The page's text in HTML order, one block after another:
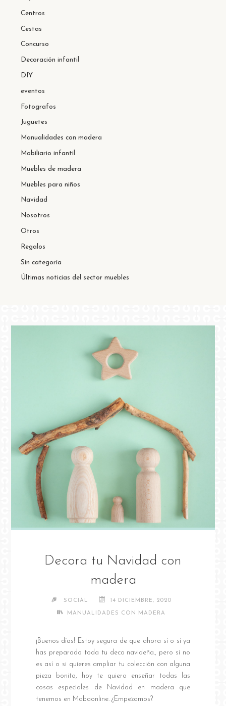
Centros
Cestas
Concurso
Decoración infantil
DIY
eventos
Fotografos
Juguetes
Manualidades con madera
Mobiliario infantil
Muebles de madera
Muebles para niños
Navidad
Nosotros
Otros
Regalos
Sin categoría
Últimas noticias del sector muebles
Decora tu Navidad con
madera
SOCIAL 14 DICIEMBRE, 2020
MANUALIDADES CON MADERA
¡Buenos días! Estoy segura de que ahora sí o sí ya
has preparado toda tu deco navideña., pero si no
es así o si quieres ampliar tu colección con alguna
pieza bonita, hoy te quiero enseñar todas las
cosas especiales de Navidad en madera que
tenemos en Mabaonline. ¿Empezamos?